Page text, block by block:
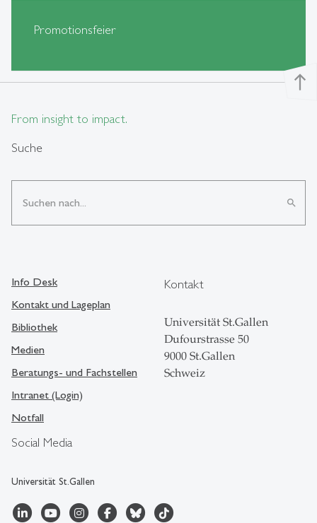
Promotionsfeier
north
From insight to impact.
Suche
search
Social Media
Universität St.Gallen
Info Desk
Kontakt und Lageplan
Bibliothek
Medien
Beratungs- und Fachstellen
Intranet (Login)
Notfall
Kontakt
Universität St.Gallen
Dufourstrasse 50
9000 St.Gallen
Schweiz